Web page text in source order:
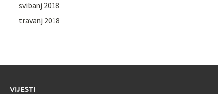
svibanj 2018
travanj 2018
VIJESTI